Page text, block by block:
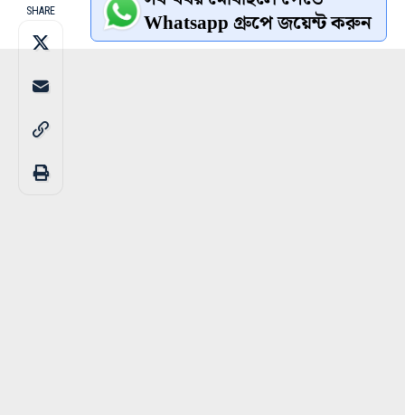
SHARE Whatsapp গ্রুপে জয়েন্ট করুন